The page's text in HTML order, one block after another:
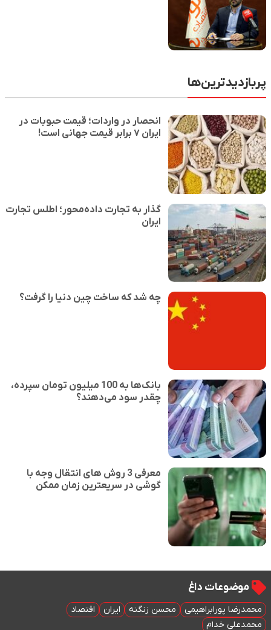
پربازدیدترین‌ها
انحصار در واردات؛ قیمت حبوبات در
ایران ۷ برابر قیمت جهانی است!
گذار به تجارت داده‌محور؛ اطلس تجارت
ایران
چه شد که ساخت چین دنیا را گرفت؟
بانک‌ها به 100 میلیون تومان سپرده،
چقدر سود می‌دهند؟
معرفی 3 روش های انتقال وجه با
گوشی در سریعترین زمان ممکن
موضوعات داغ
محمدرضا پورابراهیمی محسن زنگنه ایران
اقتصاد
محمدعلی خدام